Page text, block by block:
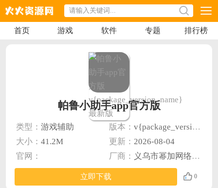
首页 游戏 软件 专题 排行榜
帕鲁小助手app官方版
类型： 游戏辅助 版本： v{package_version_name} 最新版
大小： 41.2M 更新： 2026-08-04
官网：
厂商： 义乌市幂加网络科技有限公司
立即下载 0